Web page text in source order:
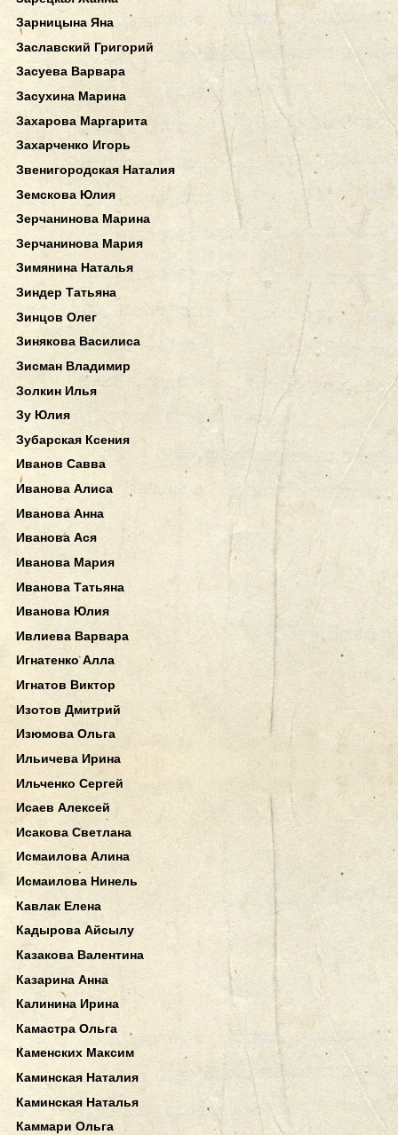
Зарницына Яна
Заславский Григорий
Засуева Варвара
Засухина Марина
Захарова Маргарита
Захарченко Игорь
Звенигородская Наталия
Земскова Юлия
Зерчанинова Марина
Зерчанинова Мария
Зимянина Наталья
Зиндер Татьяна
Зинцов Олег
Зинякова Василиса
Зисман Владимир
Золкин Илья
Зу Юлия
Зубарская Ксения
Иванов Савва
Иванова Алиса
Иванова Анна
Иванова Ася
Иванова Мария
Иванова Татьяна
Иванова Юлия
Ивлиева Варвара
Игнатенко Алла
Игнатов Виктор
Изотов Дмитрий
Изюмова Ольга
Ильичева Ирина
Ильченко Сергей
Исаев Алексей
Исакова Светлана
Исмаилова Алина
Исмаилова Нинель
Кавлак Елена
Кадырова Айсылу
Казакова Валентина
Казарина Анна
Калинина Ирина
Камастра Ольга
Каменских Максим
Каминская Наталия
Каминская Наталья
Каммари Ольга